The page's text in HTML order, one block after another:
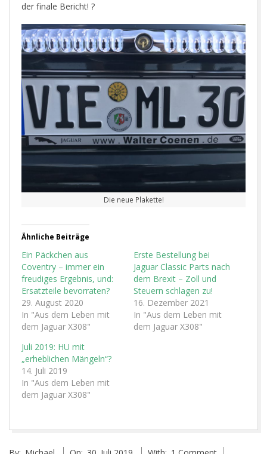
der finale Bericht! ?
Die neue Plakette!
Ähnliche Beiträge
Ein Päckchen aus
Coventry – immer ein
freudiges Ergebnis, und:
Ersatzteile bevorraten?
29. August 2020
In "Aus dem Leben mit
dem Jaguar X308"
Erste Bestellung bei
Jaguar Classic Parts nach
dem Brexit – Zoll und
Steuern schlagen zu!
16. Dezember 2021
In "Aus dem Leben mit
dem Jaguar X308"
Juli 2019: HU mit
„erheblichen Mängeln“?
14. Juli 2019
In "Aus dem Leben mit
dem Jaguar X308"